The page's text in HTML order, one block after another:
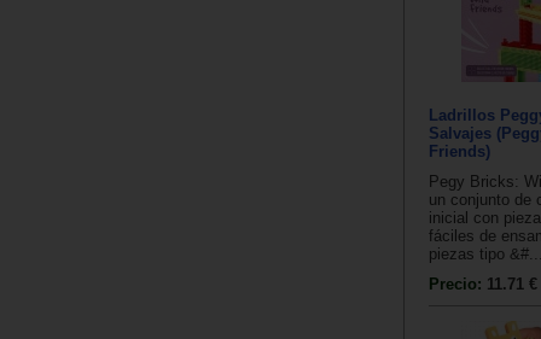
Ladrillos
Salvajes
Friends)
Pegy Bricks:
un conjunto de
inicial con
fáciles de
piezas tipo
Precio: 11.71 €